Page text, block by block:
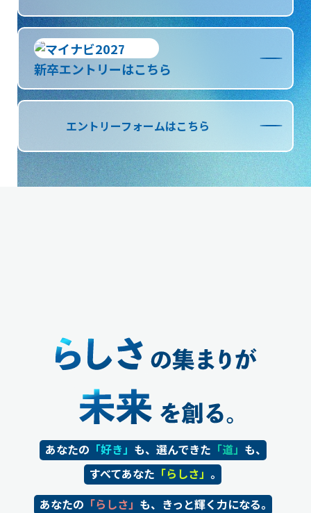
新卒エントリーはこちら
エントリーフォームはこちら
あなたの 「好き」 も、選んできた 「道」 も、
すべてあなた 「らしさ」 。
あなたの 「らしさ」 も、きっと輝く力になる。